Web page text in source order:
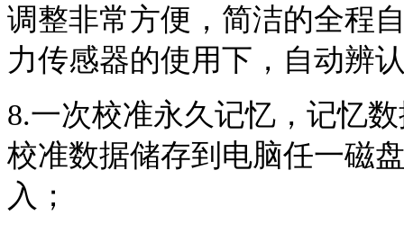
调整非常方便，简洁的全程
力传感器的使用下，自动辨
8.一次校准永久记忆，记忆
校准数据储存到电脑任一磁
入；